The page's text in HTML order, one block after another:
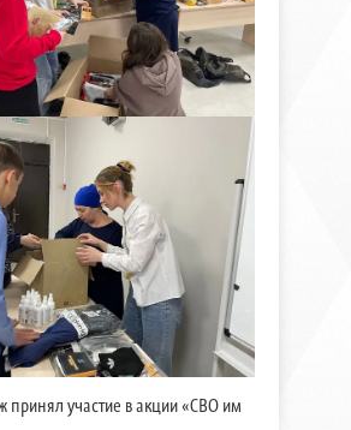
принял участие в акции «СВО им